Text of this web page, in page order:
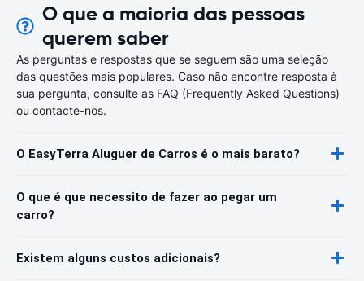
O que a maioria das pessoas
querem saber
As perguntas e respostas que se seguem são uma seleção
das questões mais populares. Caso não encontre resposta à
sua pergunta, consulte as FAQ (Frequently Asked Questions)
ou contacte-nos.
O EasyTerra Aluguer de Carros é o mais barato?
O que é que necessito de fazer ao pegar um
carro?
Existem alguns custos adicionais?